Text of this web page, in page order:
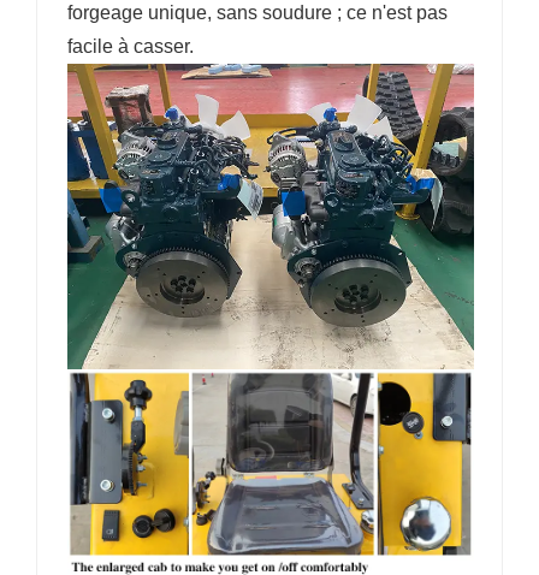
forgeage unique, sans soudure ; ce n'est pas
facile à casser.